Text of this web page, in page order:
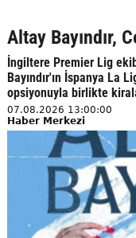
Altay Bayındır,
İngiltere Premier Lig
Bayındır'ın İspanya La
opsiyonuyla birlikte
07.08.2026 13:00:00
Haber Merkezi